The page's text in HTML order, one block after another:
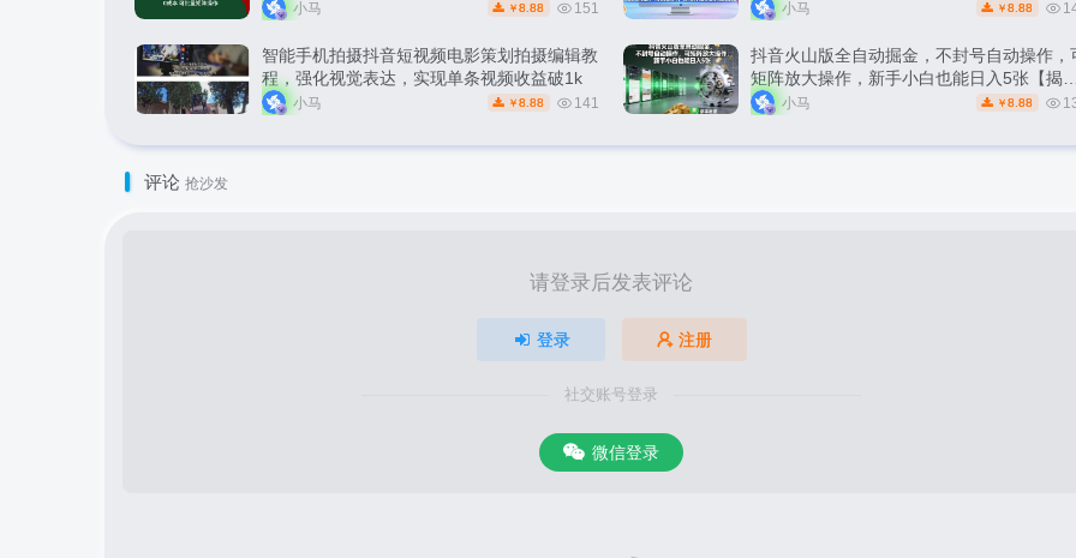
小马 ￥ 8.88 151 小马 ￥ 8.88
智能手机拍摄抖音短视频电影策划拍摄编辑教
程，强化视觉表达，实现单条视频收益破1k
小马 ￥ 8.88 141
抖音火山版全自动掘金，不封号自动操作，
矩阵放大操作，新手小白也能日入5张【揭
秘】小马 ￥ 8.88
评论 抢沙发
请登录后发表评论
登录 注册
社交账号登录
微信登录